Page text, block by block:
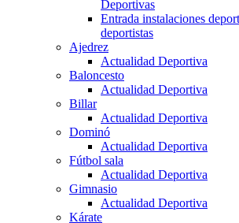
Deportivas
Entrada instalaciones
deportistas
Ajedrez
Actualidad Deportiva
Baloncesto
Actualidad Deportiva
Billar
Actualidad Deportiva
Dominó
Actualidad Deportiva
Fútbol sala
Actualidad Deportiva
Gimnasio
Actualidad Deportiva
Kárate